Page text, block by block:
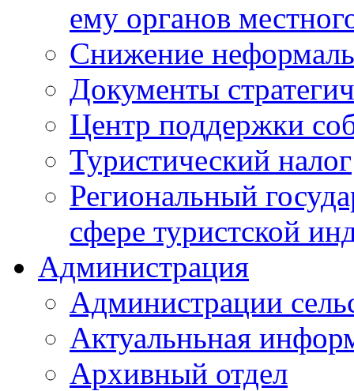
ему органов
Снижение
Документы
Центр поддержки
Туристический налог
Региональный
сфере туристской
Администрация
Администрации
Актуальньная
Архивный отдел